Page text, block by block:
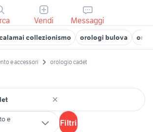
Vendi Messaggi
collezionismo orologi bulova
e accessori orologio cadet
e
Filtri